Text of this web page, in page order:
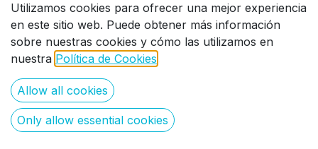
operadores turísticos en Europa, ofreciendo
paquetes vacacionales a miles de viajeros cada
año. Con una sólida red de clientes y agencias de
viaje, Jet2Holidays conecta hoteles con una gran
cantidad de huéspedes potenciales, asegurando
una ocupación constante y un flujo de reservas
estable.
Utilizamos cookies para ofrecer una mejor experiencia
en este sitio web. Puede obtener más información
sobre nuestras cookies y cómo las utilizamos en
nuestra Política de Cookies
Allow all cookies
Only allow essential cookies